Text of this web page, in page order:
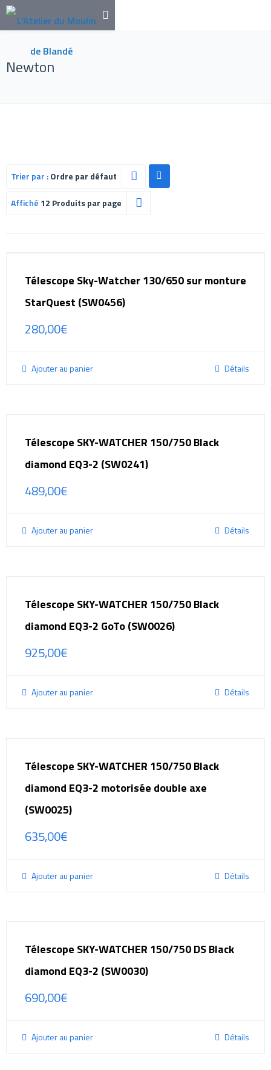
Newton
Trier par :Ordre par défaut
Affiché 12 Produits par page
Télescope Sky-Watcher 130/650 sur monture
StarQuest (SW0456)
280,00€
Ajouter au panier Détails
Télescope SKY-WATCHER 150/750 Black
diamond EQ3-2 (SW0241)
489,00€
Ajouter au panier Détails
Télescope SKY-WATCHER 150/750 Black
diamond EQ3-2 GoTo (SW0026)
925,00€
Ajouter au panier Détails
Télescope SKY-WATCHER 150/750 Black
diamond EQ3-2 motorisée double axe
(SW0025)
635,00€
Ajouter au panier Détails
Télescope SKY-WATCHER 150/750 DS Black
diamond EQ3-2 (SW0030)
690,00€
Ajouter au panier Détails